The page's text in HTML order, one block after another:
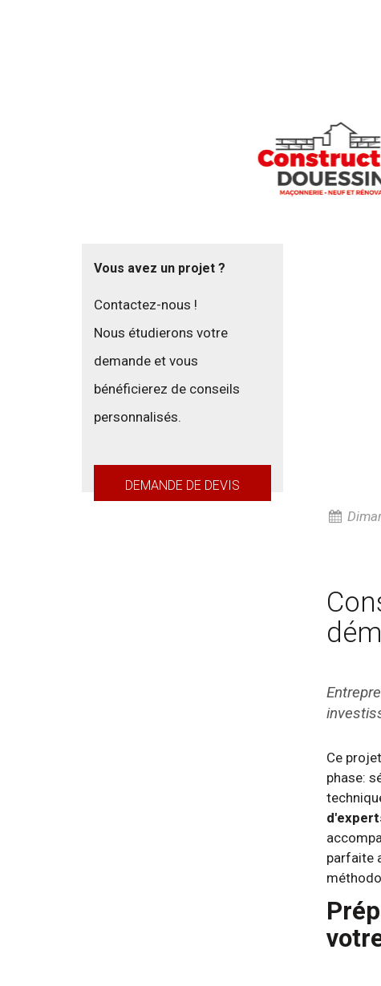
Ce statut
Vous avez un projet ?
Contactez-nous !
Nous étudierons votre
demande et vous
bénéficierez de conseils
personnalisés.
DEMANDE DE DEVIS
Ce
phase:
parfaite